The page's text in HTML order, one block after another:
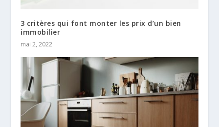
3 critères qui font monter les prix d’un bien
immobilier
mai 2, 2022